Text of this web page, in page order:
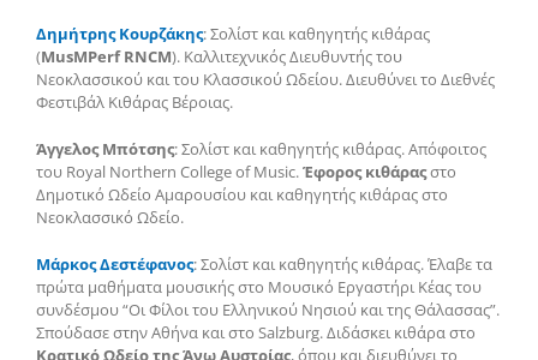
Δημήτρης Κουρζάκης: Σολίστ και καθηγητής κιθάρας
(MusMPerf RNCM). Καλλιτεχνικός Διευθυντής του
Νεοκλασσικού και του Κλασσικού Ωδείου. Διευθύνει το Διεθνές
Φεστιβάλ Κιθάρας Βέροιας.
Άγγελος Μπότσης: Σολίστ και καθηγητής κιθάρας. Απόφοιτος
του Royal Northern College of Music.Έφορος κιθάραςστο
Δημοτικό Ωδείο Αμαρουσίου και καθηγητής κιθάρας στο
Νεοκλασσικό Ωδείο.
Μάρκος Δεστέφανος: Σολίστ και καθηγητής κιθάρας. Έλαβε τα
πρώτα μαθήματα μουσικής στο Μουσικό Εργαστήρι Κέας του
συνδέσμου “Οι Φίλοι του Ελληνικού Νησιού και της Θάλασσας”.
Σπούδασε στην Αθήνα και στο Salzburg. Διδάσκει κιθάρα στο
Κρατικό Ωδείο της Άνω Αυστρίας, όπου και διευθύνει το